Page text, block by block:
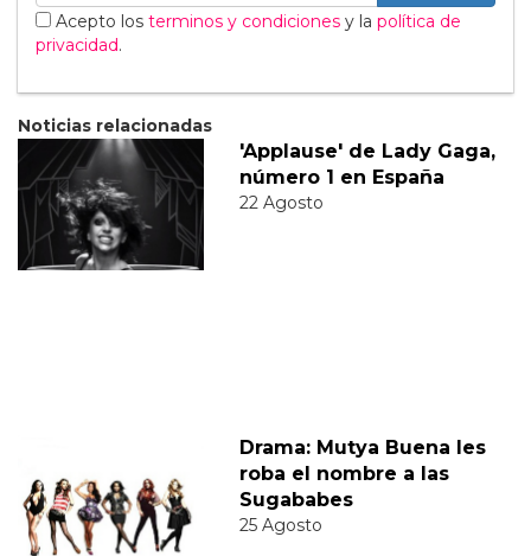
Acepto los terminos y condiciones y la política de
privacidad.
Noticias relacionadas
'Applause' de Lady Gaga,
número 1 en España
22 Agosto
Drama: Mutya Buena les
roba el nombre a las
Sugababes
25 Agosto